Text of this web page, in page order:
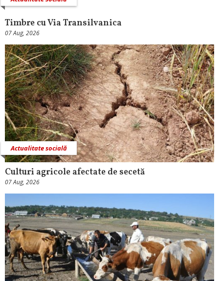
Timbre cu Via Transilvanica
07 Aug, 2026
Actualitate socială
Culturi agricole afectate de secetă
07 Aug, 2026